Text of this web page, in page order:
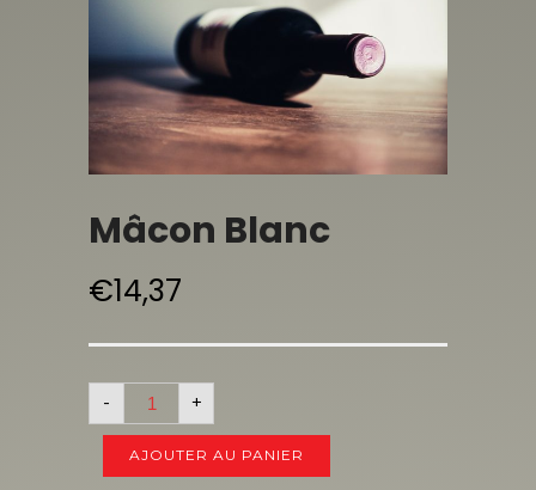
Mâcon Blanc
€14,37
- +
AJOUTER AU PANIER